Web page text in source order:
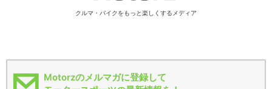
クルマ・バイクをもっと楽しくするメディア
Motorzのメルマガに登録して